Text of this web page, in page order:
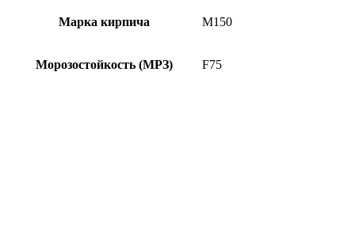
Марка кирпича М150
Морозостойкость (МРЗ) F75